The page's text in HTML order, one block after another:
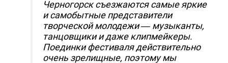
Черногорск съезжаются самые яркие
и самобытные представители
творческой молодежи — музыканты,
танцовщики и даже клипмейкеры.
Поединки фестиваля действительно
очень зрелищные, поэтому мы